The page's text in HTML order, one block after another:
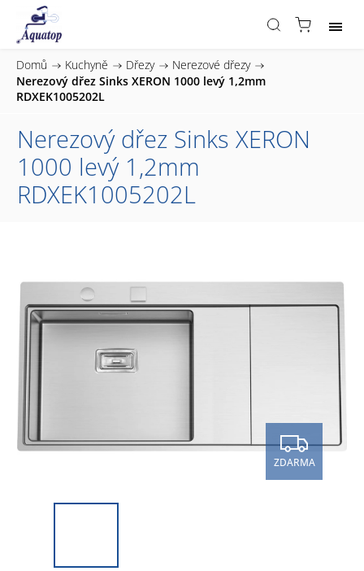
Domů / Kuchyně / Dřezy / Nerezové dřezy /
Nerezový dřez Sinks XERON 1000 levý 1,2mm
RDXEK1005202L
Nerezový dřez Sinks XERON
1000 levý 1,2mm
RDXEK1005202L
ZDARMA